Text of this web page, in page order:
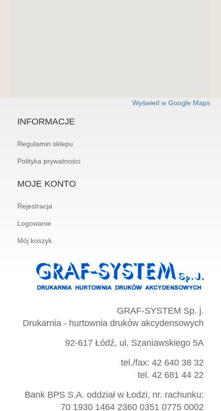
Wyświetl w Google Maps
INFORMACJE
Regulamin sklepu
Polityka prywatności
MOJE KONTO
Rejestracja
Logowanie
Mój koszyk
GRAF-SYSTEM Sp. j.
Drukarnia - hurtownia druków akcydensowych
92-617 Łódź, ul. Szaniawskiego 5A
tel./fax: 42 640 38 32
tel. 42 681 44 22
Bank BPS S.A. oddział w Łodzi, nr. rachunku:
70 1930 1464 2360 0351 0775 0002